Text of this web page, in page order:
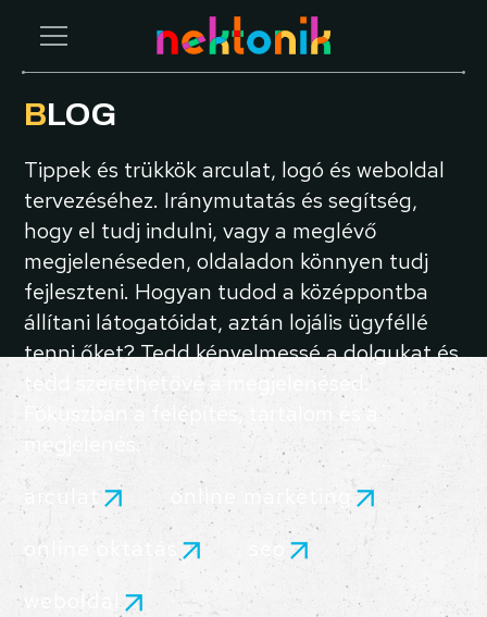
BLOG
Tippek és trükkök arculat, logó és weboldal
tervezéséhez. Iránymutatás és segítség,
hogy el tudj indulni, vagy a meglévő
megjelenéseden, oldaladon könnyen tudj
fejleszteni. Hogyan tudod a középpontba
állítani látogatóidat, aztán lojális ügyféllé
tenni őket? Tedd kényelmessé a dolgukat és
tedd szerethetővé a megjelenésed.
Fókuszban a felépítés, tartalom és a
megjelenés.
arculat
online marketing
online oktatás
seo
weboldal